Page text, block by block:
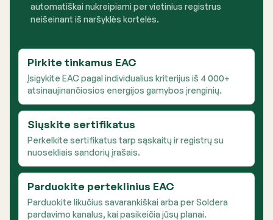
Pirkite tinkamus EAC
Įsigykite EAC pagal individualius kriterijus iš 4 000+
atsinaujinančiosios energijos gamybos įrenginių.
automatiškai nukreipiami per vietinius registrus
neišeinant iš naršyklės kortelės.
Siųskite sertifikatus
Perkelkite sertifikatus tarp sąskaitų ir registrų su
nuosekliais sandorių įrašais.
Parduokite perteklinius EAC
Parduokite likučius savarankiškai arba per Soldera
pardavimo kanalus, kai pasikeičia jūsų planai.